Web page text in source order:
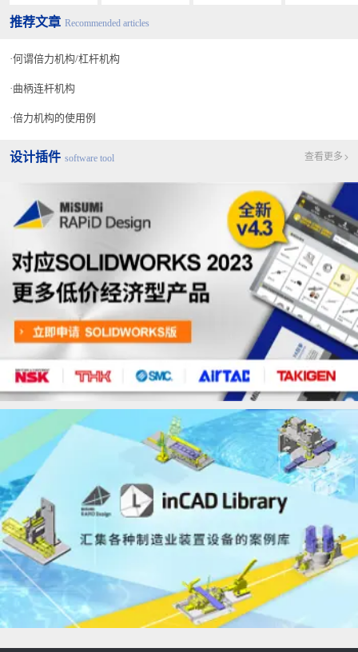
推荐文章 Recommended articles
何谓倍力机构/杠杆机构
曲柄连杆机构
倍力机构的使用例
设计插件 software tool 查看更多